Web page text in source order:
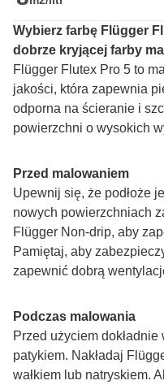
Wybierz farbę Flügger
dobrze kryjącej farby
Flügger Flutex Pro 5 to
jakości, która zapewnia
odporna na ścieranie i
powierzchni o wysokich
Przed malowaniem
Upewnij się, że podłoże
nowych powierzchniach
Flügger Non-drip, aby
Pamiętaj, aby
zapewnić dobrą
Podczas malowania
Przed użyciem
patykiem. Nakładaj
wałkiem lub natryskiem.